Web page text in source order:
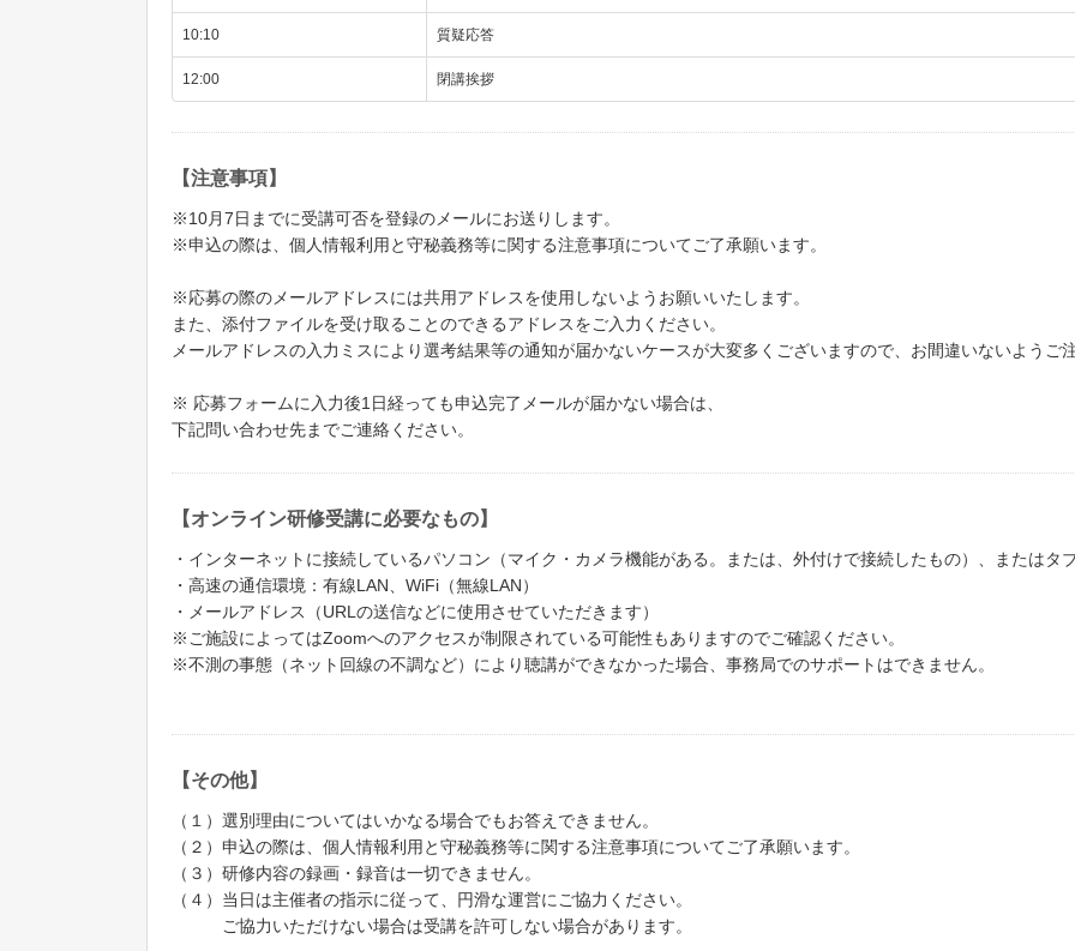
10:10 質疑応答
12:00 閉講挨拶
【注意事項】
※10月7日までに受講可否を登録のメールにお送りします。
※申込の際は、個人情報利用と守秘義務等に関する注意事項についてご了承願います。
※応募の際のメールアドレスには共用アドレスを使用しないようお願いいたします。
また、添付ファイルを受け取ることのできるアドレスをご入力ください。
メールアドレスの入力ミスにより選考結果等の通知が届かないケースが大変多くございますので、お間違いないようご
※ 応募フォームに入力後1日経っても申込完了メールが届かない場合は、
下記問い合わせ先までご連絡ください。
【オンライン研修受講に必要なもの】
・インターネットに接続しているパソコン（マイク・カメラ機能がある。または、外付けで接続したもの）、またはタ
・高速の通信環境：有線LAN、WiFi（無線LAN）
・メールアドレス（URLの送信などに使用させていただきます）
※ご施設によってはZoomへのアクセスが制限されている可能性もありますのでご確認ください。
※不測の事態（ネット回線の不調など）により聴講ができなかった場合、事務局でのサポートはできません。
【その他】
（１）選別理由についてはいかなる場合でもお答えできません。
（２）申込の際は、個人情報利用と守秘義務等に関する注意事項についてご了承願います。
（３）研修内容の録画・録音は一切できません。
（４）当日は主催者の指示に従って、円滑な運営にご協力ください。
ご協力いただけない場合は受講を許可しない場合があります。